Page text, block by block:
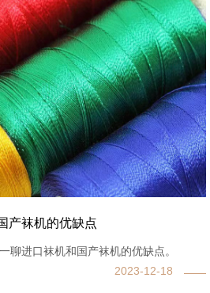
产袜机的优缺点
聊进口袜机和国产袜机的优缺点。
2023-12-18